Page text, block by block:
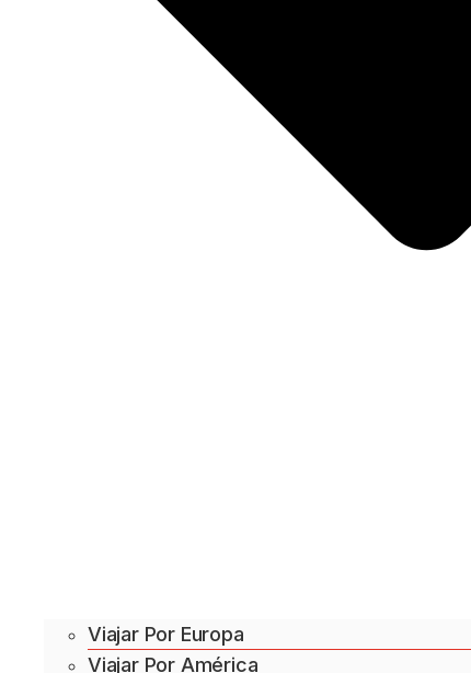
Viajar Por Europa
Viajar Por América